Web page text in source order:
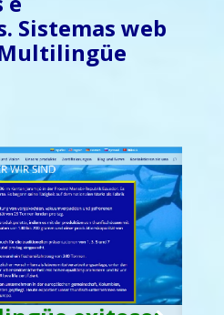
. Sistemas web